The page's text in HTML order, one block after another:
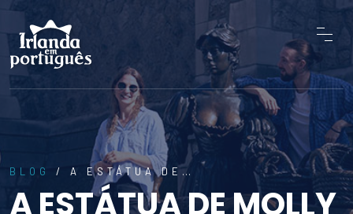
BLOG / A ESTÁTUA DE…
A ESTÁTUA DE MOLLY